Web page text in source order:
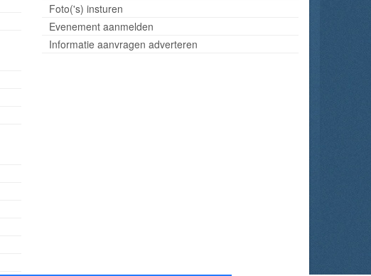
Foto('s) insturen
Evenement aanmelden
Informatie aanvragen adverteren